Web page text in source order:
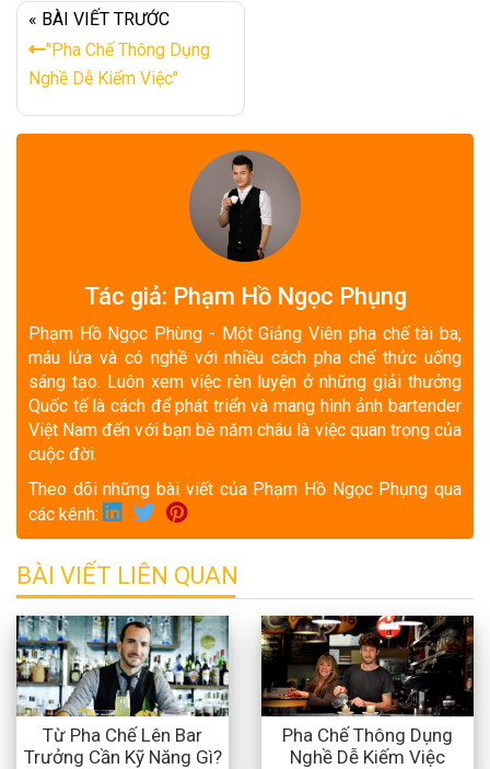
« BÀI VIẾT TRƯỚC
"Pha Chế Thông Dụng
Nghề Dễ Kiếm Việc"
Tác giả: Phạm Hồ Ngọc Phụng
Phạm Hồ Ngọc Phùng - Một Giảng Viên pha chế tài ba,
máu lửa và có nghề với nhiều cách pha chế thức uống
sáng tạo. Luôn xem việc rèn luyện ở những giải thưởng
Quốc tế là cách để phát triển và mang hình ảnh bartender
Việt Nam đến với bạn bè năm châu là việc quan trọng của
cuộc đời.
Theo dõi những bài viết của Phạm Hồ Ngọc Phụng qua
các kênh:
BÀI VIẾT LIÊN QUAN
Từ Pha Chế Lên Bar
Trưởng Cần Kỹ Năng Gì?
Pha Chế Thông Dụng
Nghề Dễ Kiếm Việc